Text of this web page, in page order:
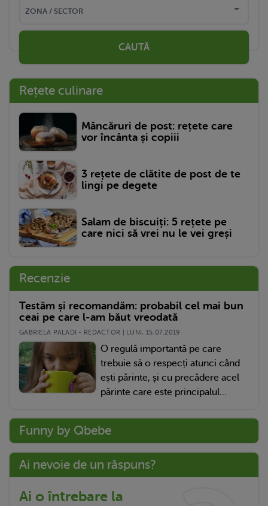
CAUTĂ
Rețete culinare
Mâncăruri de post: rețete care
vor încânta și copiii
3 rețete de clătite de post de te
lingi pe degete
Salam de biscuiți: 5 rețete pe
care nici să vrei nu le vei greși
Recenzie
Testăm și recomandăm: probabil cel mai bun
ceai pe care l-am băut vreodată
GABRIELA PALADI - REDACTOR | LUNI, 15.07.2019
O regulă importantă pe care
trebuie să o respecți atunci când
ești părinte, și cu precădere acel
părinte care este principalul...
Funny by Qbebe
Ai nevoie de un răspuns?
Ai o întrebare la